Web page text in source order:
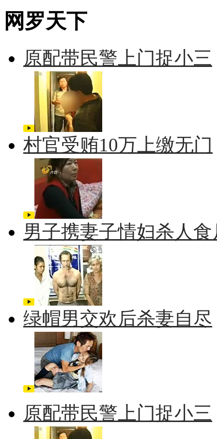
网罗天下
原配带民警上门捉小三
村官受贿10万上缴无门
男子携妻子情妇杀人食
绿帽男交欢后杀妻自尽
原配带民警上门捉小三